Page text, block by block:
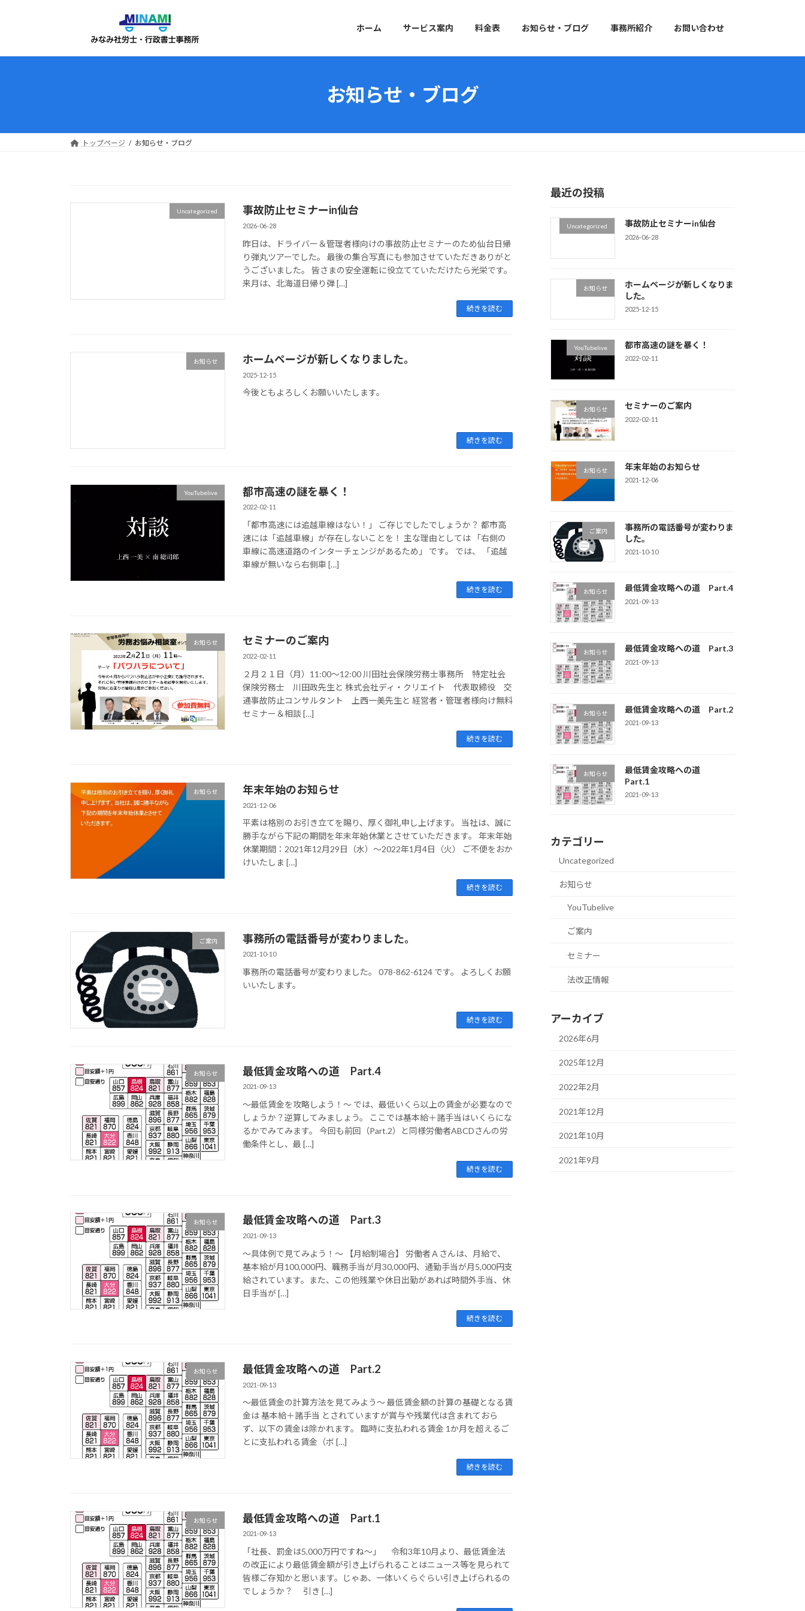
プ
動
ホーム サービス案内 料金表 お知らせ・ブログ 事務所紹介 お問い合わせ
お知らせ・ブログ
トップページ お知らせ・ブログ
Uncategorized 事故防止セミナーin仙台
2026-06-28
昨日は、ドライバー＆管理者様向けの事故防止セミナーのため仙台日帰
り弾丸ツアーでした。 最後の集合写真にも参加させていただきありがと
うございました。 皆さまの安全運転に役立てていただけたら光栄です。
来月は、北海道日帰り弾 […]
続きを読む
お知らせ ホームページが新しくなりました。
2025-12-15
今後ともよろしくお願いいたします。
続きを読む
YouTubelive 都市高速の謎を暴く！
2022-02-11
「都市高速には追越車線はない！」 ご存じでしたでしょうか？ 都市高
速には「追越車線」が存在しないことを！ 主な理由としては 「右側の
車線に高速道路のインターチェンジがあるため」 です。 では、 「追越
車線が無いなら右側車 […]
続きを読む
お知らせ セミナーのご案内
2022-02-11
２月２１日（月）11:00～12:00 川田社会保険労務士事務所 特定社会
保険労務士 川田政先生と 株式会社ディ・クリエイト 代表取締役 交
通事故防止コンサルタント 上西一美先生と 経営者・管理者様向け無料
セミナー＆相談 […]
続きを読む
お知らせ 年末年始のお知らせ
2021-12-06
平素は格別のお引き立てを賜り、厚く御礼申し上げます。 当社は、誠に
勝手ながら下記の期間を年末年始休業とさせていただきます。 年末年始
休業期間：2021年12月29日（水）～2022年1月4日（火） ご不便をおか
けいたしま […]
続きを読む
ご案内 事務所の電話番号が変わりました。
2021-10-10
事務所の電話番号が変わりました。 078-862-6124 です。 よろしくお願
いいたします。
続きを読む
お知らせ 最低賃金攻略への道 Part.4
2021-09-13
～最低賃金を攻略しよう！～ では、最低いくら以上の賃金が必要なので
しょうか？逆算してみましょう。 ここでは基本給＋諸手当はいくらにな
るかでみてみます。 今回も前回（Part.2）と同様労働者ABCDさんの労
働条件とし、最 […]
続きを読む
お知らせ 最低賃金攻略への道 Part.3
2021-09-13
～具体例で見てみよう！～ 【月給制場合】 労働者Ａさんは、月給で、
基本給が月100,000円、職務手当が月30,000円、通勤手当が月5,000円支
給されています。また、この他残業や休日出勤があれば時間外手当、休
日手当が […]
続きを読む
お知らせ 最低賃金攻略への道 Part.2
2021-09-13
～最低賃金の計算方法を見てみよう～ 最低賃金額の計算の基礎となる賃
金は 基本給＋諸手当 とされていますが賞与や残業代は含まれておら
ず、以下の賃金は除かれます。 臨時に支払われる賃金 1か月を超えるご
とに支払われる賃金（ボ […]
続きを読む
お知らせ 最低賃金攻略への道 Part.1
2021-09-13
「社長、罰金は5,000万円ですね～」 令和3年10月より、最低賃金法
の改正により最低賃金額が引き上げられることはニュース等を見られて
皆様ご存知かと思います。じゃあ、一体いくらぐらい引き上げられるの
でしょうか？ 引き […]
最近の投稿
Uncategorized 事故防止セミナーin仙台
2026-06-28
お知らせ
ホームページが新しくなりま
した。
2025-12-15
YouTubelive 都市高速の謎を暴く！
2022-02-11
お知らせ セミナーのご案内
2022-02-11
お知らせ 年末年始のお知らせ
2021-12-06
ご案内
事務所の電話番号が変わりま
した。
2021-10-10
お知らせ 最低賃金攻略への道 Part.4
2021-09-13
お知らせ 最低賃金攻略への道 Part.3
2021-09-13
お知らせ 最低賃金攻略への道 Part.2
2021-09-13
お知らせ
最低賃金攻略への道
Part.1
2021-09-13
カテゴリー
Uncategorized
お知らせ
YouTubelive
ご案内
セミナー
法改正情報
アーカイブ
2026年6月
2025年12月
2022年2月
2021年12月
2021年10月
2021年9月